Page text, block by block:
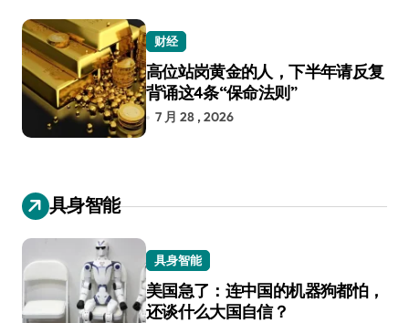
财经
高位站岗黄金的人，下半年请反复
背诵这4条“保命法则”
7 月 28 , 2026
具身智能
具身智能
美国急了：连中国的机器狗都怕，
还谈什么大国自信？